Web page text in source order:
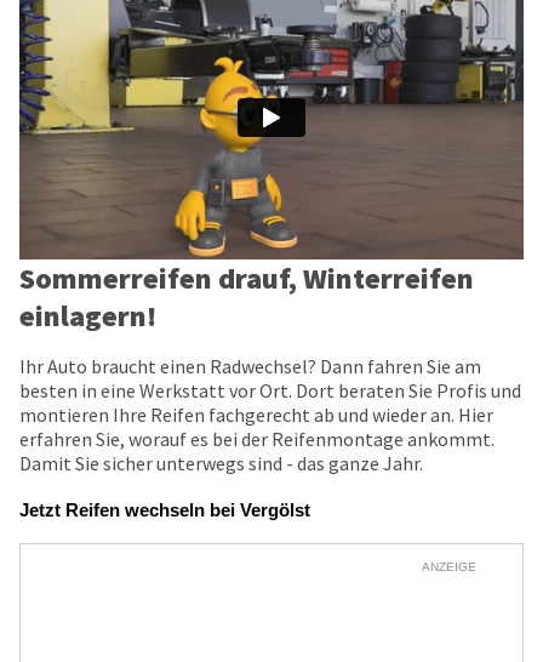
Sommerreifen drauf, Winterreifen
einlagern!
Ihr Auto braucht einen Radwechsel? Dann fahren Sie am
besten in eine Werkstatt vor Ort. Dort beraten Sie Profis und
montieren Ihre Reifen fachgerecht ab und wieder an. Hier
erfahren Sie, worauf es bei der Reifenmontage ankommt.
Damit Sie sicher unterwegs sind - das ganze Jahr.
Jetzt Reifen wechseln bei Vergölst
ANZEIGE